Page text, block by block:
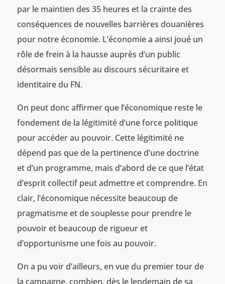
par le maintien des 35 heures et la crainte des
conséquences de nouvelles barrières douanières
pour notre économie. L’économie a ainsi joué un
rôle de frein à la hausse auprès d’un public
désormais sensible au discours sécuritaire et
identitaire du FN.
On peut donc affirmer que l’économique reste le
fondement de la légitimité d’une force politique
pour accéder au pouvoir. Cette légitimité ne
dépend pas que de la pertinence d’une doctrine
et d’un programme, mais d’abord de ce que l’état
d’esprit collectif peut admettre et comprendre. En
clair, l’économique nécessite beaucoup de
pragmatisme et de souplesse pour prendre le
pouvoir et beaucoup de rigueur et
d’opportunisme une fois au pouvoir.
On a pu voir d’ailleurs, en vue du premier tour de
la campagne, combien, dès le lendemain de sa